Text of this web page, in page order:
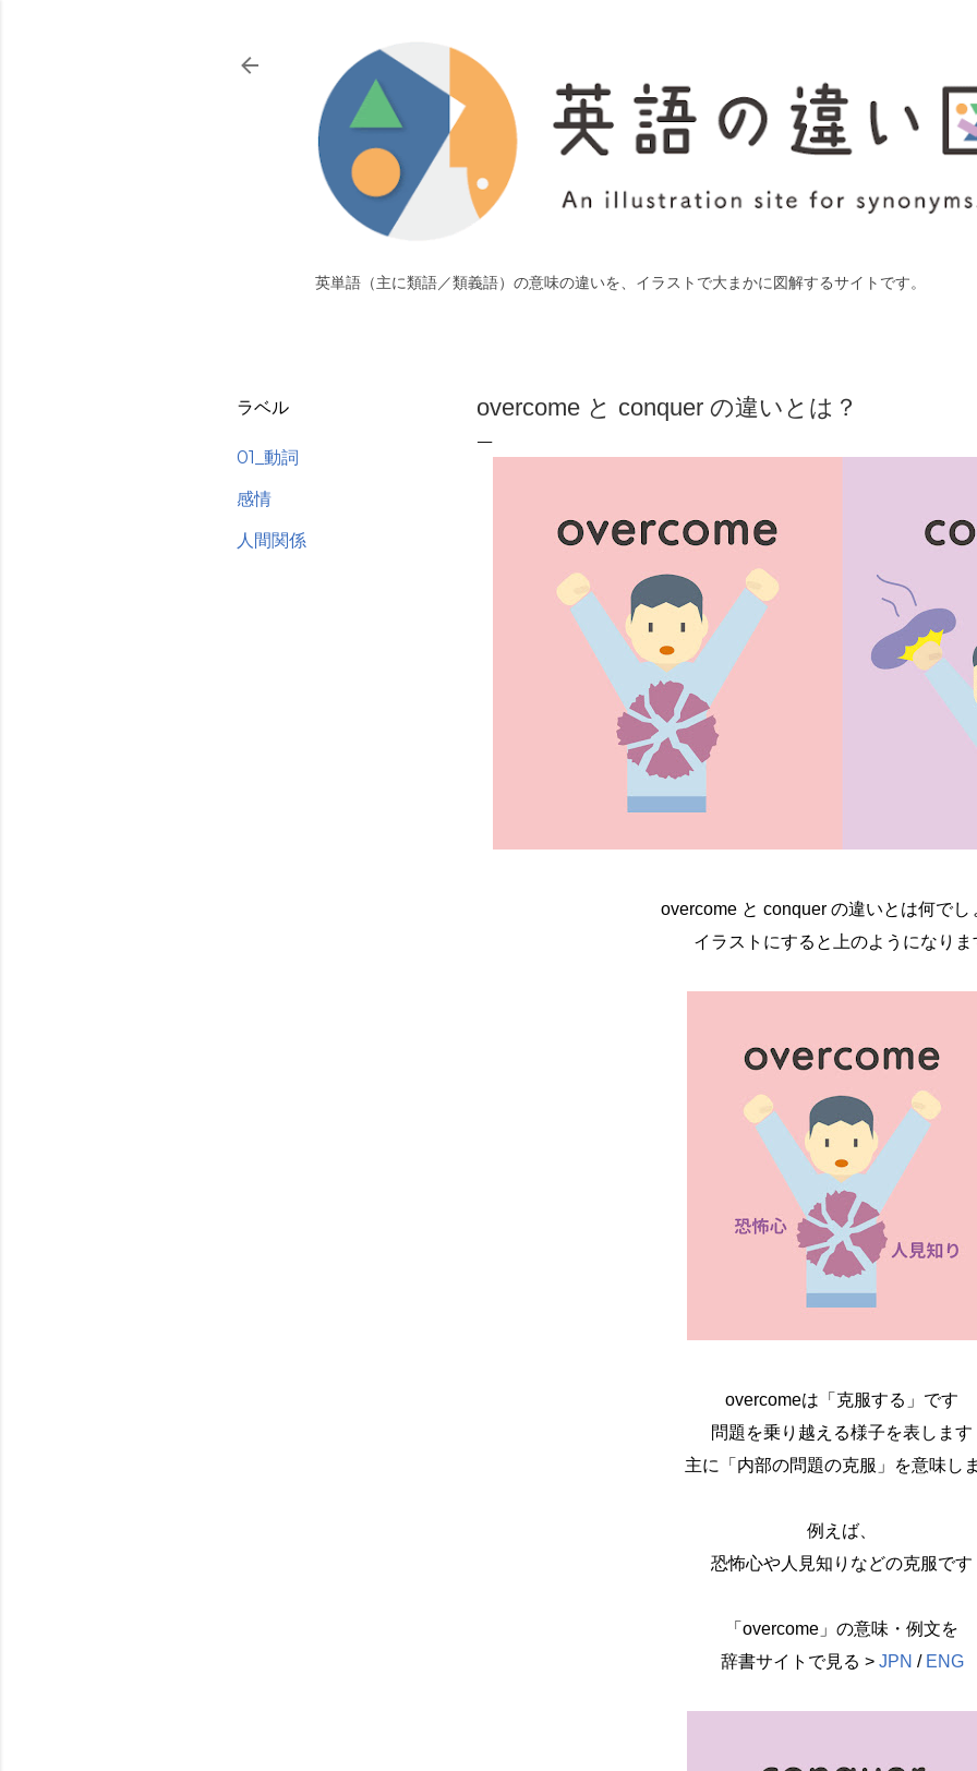
英単語（主に類語／類義語）の意味の違いを、イラストで大まかに図解するサイトです。
ラベル
01_動詞
感情
人間関係
overcome と conquer の違いとは？
overcome と conquer の違いとは何でし
イラストにすると上のようになりま
overcomeは「克服する」です
問題を乗り越える様子を表します
主に「内部の問題の克服」を意味し
例えば、
恐怖心や人見知りなどの克服です
「overcome」の意味・例文を
辞書サイトで見る > JPN / ENG